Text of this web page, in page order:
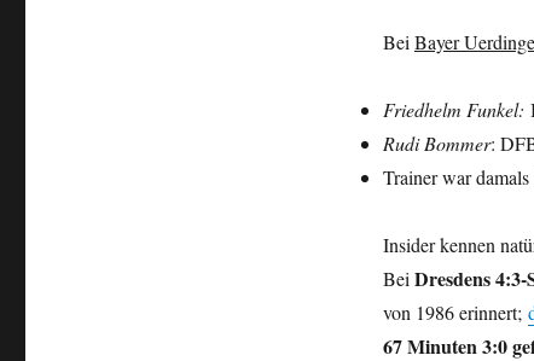
Bei Bayer
Friedhelm Funkel:
Rudi Bommer:
Trainer war damals
Insider kennen
Bei Dresdens
von 1986 erinnert;
67 Minuten 3:0